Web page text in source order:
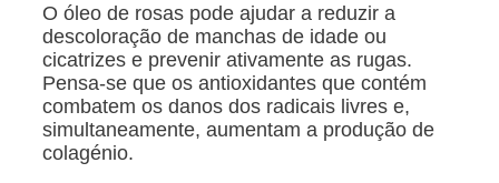
O óleo de rosas pode ajudar a reduzir a
descoloração de manchas de idade ou
cicatrizes e prevenir ativamente as rugas.
Pensa-se que os antioxidantes que contém
combatem os danos dos radicais livres e,
simultaneamente, aumentam a produção de
colagénio.